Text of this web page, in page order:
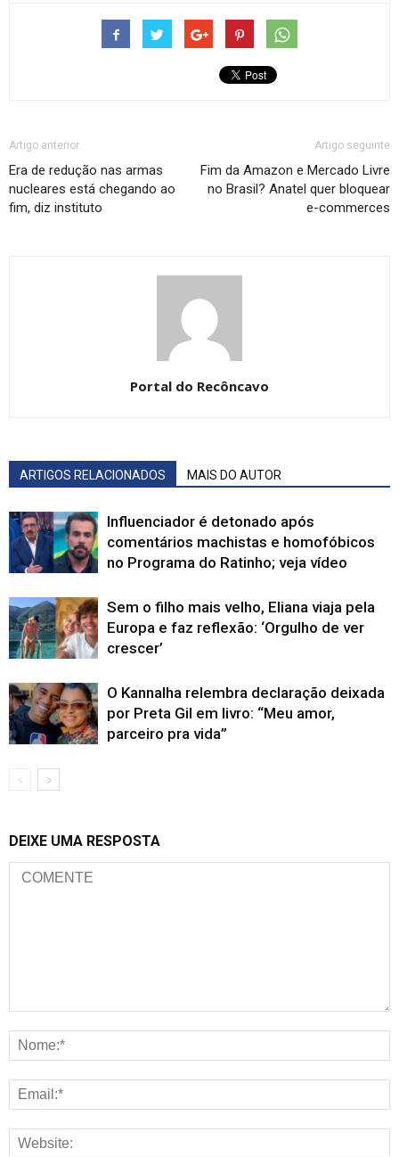
Artigo anterior
Era de redução nas armas
nucleares está chegando ao
fim, diz instituto
Artigo seguinte
Fim da Amazon e Mercado Livre
no Brasil? Anatel quer bloquear
e-commerces
Portal do Recôncavo
ARTIGOS RELACIONADOS MAIS DO AUTOR
Influenciador é detonado após
comentários machistas e homofóbicos
no Programa do Ratinho; veja vídeo
Sem o filho mais velho, Eliana viaja pela
Europa e faz reflexão: ‘Orgulho de ver
crescer’
O Kannalha relembra declaração deixada
por Preta Gil em livro: “Meu amor,
parceiro pra vida”
DEIXE UMA RESPOSTA